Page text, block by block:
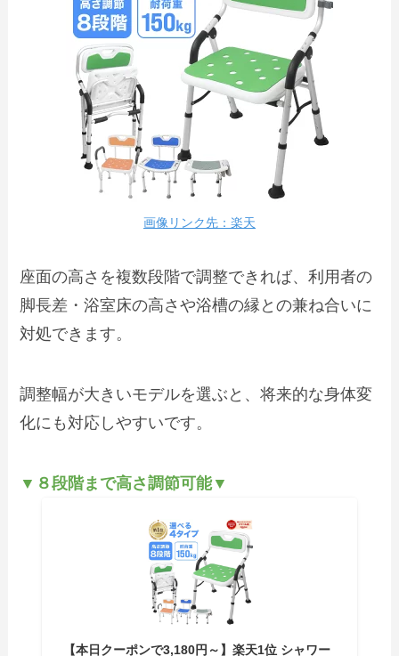
画像リンク先：楽天
座面の高さを複数段階で調整できれば、利用者の
脚長差・浴室床の高さや浴槽の縁との兼ね合いに
対処できます。
調整幅が大きいモデルを選ぶと、将来的な身体変
化にも対応しやすいです。
▼８段階まで高さ調節可能▼
【本日クーポンで3,180円～】楽天1位 シャワー